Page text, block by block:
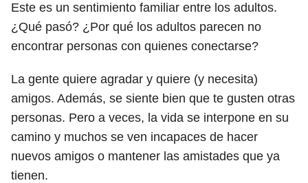
Este es un sentimiento familiar entre los adultos.
¿Qué pasó? ¿Por qué los adultos parecen no
encontrar personas con quienes conectarse?
La gente quiere agradar y quiere (y necesita)
amigos. Además, se siente bien que te gusten otras
personas. Pero a veces, la vida se interpone en su
camino y muchos se ven incapaces de hacer
nuevos amigos o mantener las amistades que ya
tienen.